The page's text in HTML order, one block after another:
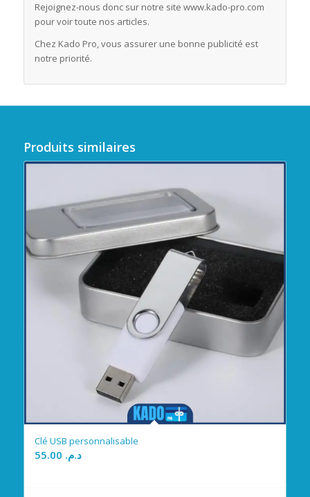
Rejoignez-nous donc sur notre site www.kado-pro.com
pour voir toute nos articles.
Chez Kado Pro, vous assurer une bonne publicité est
notre priorité.
Produits similaires
Clé USB personnalisable
د.م.